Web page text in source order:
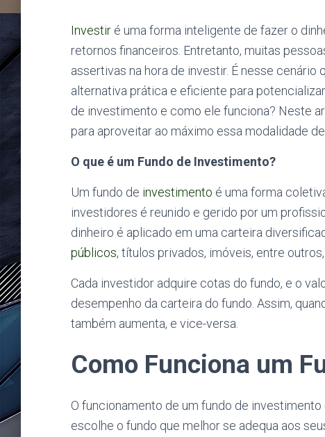
Investir é uma forma inteligente de fazer o
retornos financeiros. Entretanto, muitas
assertivas na hora de investir. É nesse
alternativa prática e eficiente para
de investimento e como ele funciona? Neste
para aproveitar ao máximo essa modalidade
O que é um Fundo de Investimento?
Um fundo de investimento é uma forma
investidores é reunido e gerido por um
dinheiro é aplicado em uma carteira
públicos, títulos privados, imóveis, entre
Cada investidor adquire cotas do fundo, e o
desempenho da carteira do fundo. Assim,
também aumenta, e vice-versa.
Como Funciona um
O funcionamento de um fundo de
escolhe o fundo que melhor se adequa aos